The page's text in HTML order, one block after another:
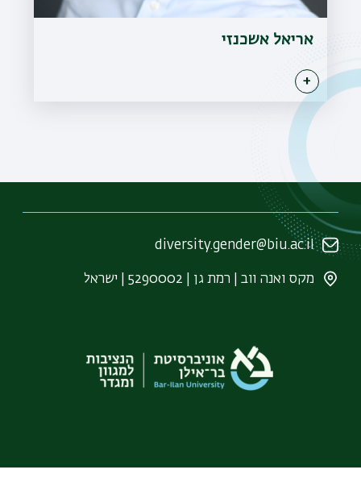
אריאל אשכנזי
+
diversity.gender@biu.ac.il
מקס ואנה ווב | רמת גן | 5290002 | ישראל